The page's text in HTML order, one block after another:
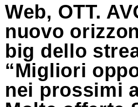
Web, OTT.
nuovo
big dello
“Migliori
nei prossimi